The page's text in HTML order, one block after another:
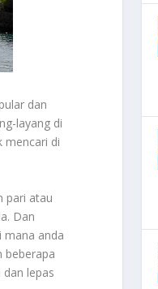
dan
layang di
mencari di
pari atau
Dan
mana anda
beberapa
lepas